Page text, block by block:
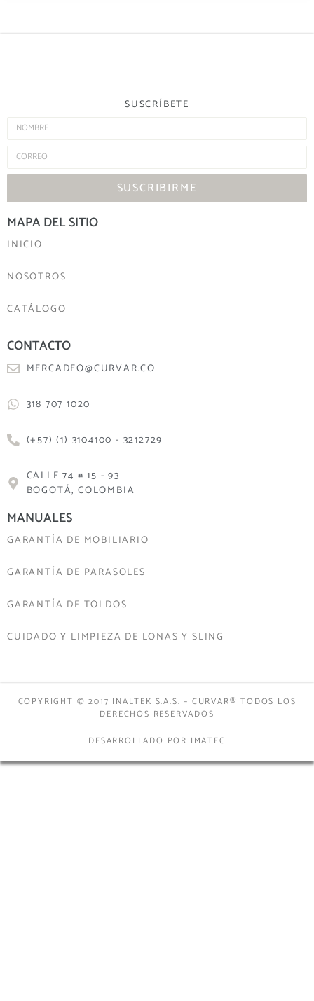
SUSCRÍBETE
SUSCRIBIRME
MAPA DEL SITIO
INICIO
NOSOTROS
CATÁLOGO
CONTACTO
MERCADEO@CURVAR.CO
318 707 1020
(+57) (1) 3104100 - 3212729
CALLE 74 # 15 - 93
BOGOTÁ, COLOMBIA
MANUALES
GARANTÍA DE MOBILIARIO
GARANTÍA DE PARASOLES
GARANTÍA DE TOLDOS
CUIDADO Y LIMPIEZA DE LONAS Y SLING
COPYRIGHT © 2017 INALTEK S.A.S. – CURVAR® TODOS LOS
DERECHOS RESERVADOS
DESARROLLADO POR IMATEC